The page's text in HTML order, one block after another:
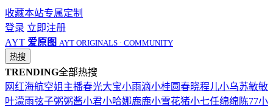
收藏本站专属定制
登录 立即注册
AYT 爱原图 AYT ORIGINALS · COMMUNITY
热搜
TRENDING全部热搜
网红海航空姐 主播春光大宝小雨滴小桂圆春晓程儿小乌苏敏敏
叶濛雨弦子粥粥酱小君小哈娜鹿鹿小雪花猪小七任绵绵 陈77小